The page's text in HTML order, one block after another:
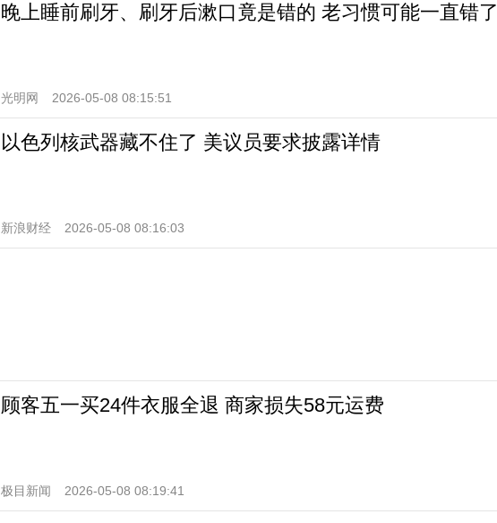
晚上睡前刷牙、刷牙后漱口竟是错的 老习惯可能一直错了
光明网 2026-05-08 08:15:51
以色列核武器藏不住了 美议员要求披露详情
新浪财经 2026-05-08 08:16:03
顾客五一买24件衣服全退 商家损失58元运费
极目新闻 2026-05-08 08:19:41